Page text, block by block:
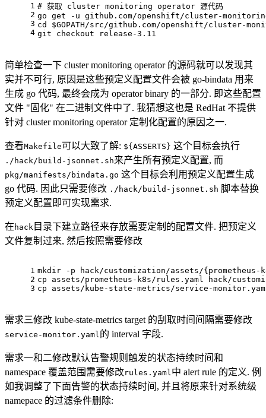
1
2
3
4
# 获取 cluster monitoring operator 源代码
go get -u github.com/openshift/cluster-
cd
$GOPATH /src/github.com/openshift/cluster-
git checkout release-3.11
简单检查一下 cluster monitoring operator 的源码就可以发现其
实并不可行, 原因是这些预定义配置文件会被 go-bindata 用来
生成 go 代码, 最终会成为 operator binary 的一部分. 即这些配置
文件 "固化" 在二进制文件中了. 我猜想这也是 RedHat 不提供
针对 cluster monitoring operator 定制化配置的原因之一.
查看Makefile可以大致了解: ${ASSERTS} 这个目标会执行
./hack/build-jsonnet.sh来产生所有预定义配置, 而
pkg/manifests/bindata.go 这个目标会利用预定义配置生成
go 代码. 因此只需要修改 ./hack/build-jsonnet.sh 脚本替换
预定义配置即可实现需求.
在 hack 目录下建立路径来存放需要定制的配置文件. 把预定义
文件复制过来, 然后按照需要修改
1
2
3
mkdir -p hack/customization/assets/
cp assets/prometheus-k8s/rules.yaml hack/
cp assets/kube-state-metrics/service-
需求三修改 kube-state-metrics target 的刮取时间间隔需要修改
service-monitor.yaml 的 interval 字段.
需求一和二修改默认告警规则触发的状态持续时间和
namespace 覆盖范围需要修改rules.yaml 中 alert rule 的定义. 例
如我调整了下面告警的状态持续时间, 并且将原来针对系统级
namepace 的过滤条件删除: